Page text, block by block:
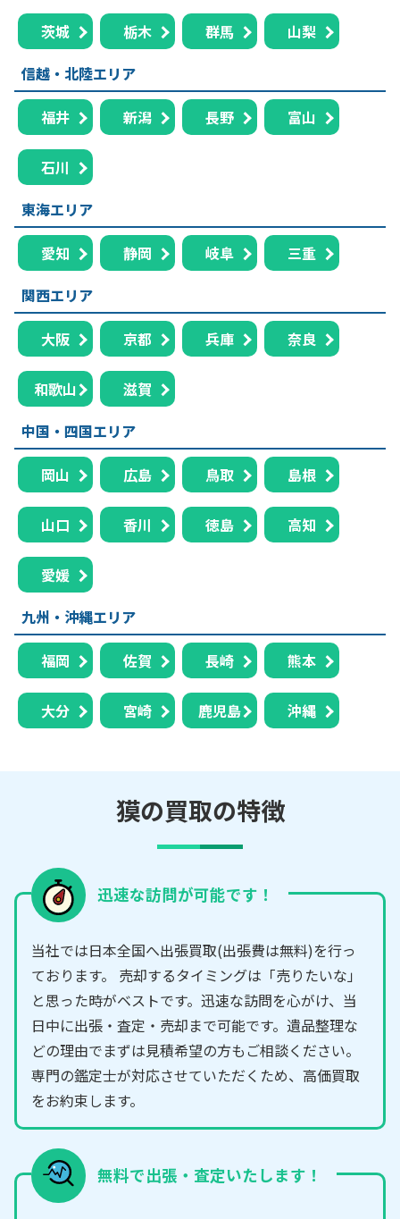
茨城 栃木 群馬
山梨
信越・北陸エリア
福井 新潟 長野 富山
石川
東海エリア
愛知 静岡 岐阜
三重
関西エリア
大阪 京都 兵庫 奈良
和歌山
滋賀
中国・四国エリア
岡山 広島 鳥取 島根
山口 香川 徳島 高知
愛媛
九州・沖縄エリア
福岡 佐賀 長崎 熊本
大分 宮崎 鹿児島 沖縄
獏の買取の特徴
迅速な訪問が可能です！
当社では日本全国へ出張買取(出張費は無料)を行っ
ております。 売却するタイミングは「売りたいな」
と思った時がベストです。迅速な訪問を心がけ、当
日中に出張・査定・売却まで可能です。遺品整理な
どの理由でまずは見積希望の方もご相談ください。
専門の鑑定士が対応させていただくため、高価買取
をお約束します。
無料で出張・査定いたします！